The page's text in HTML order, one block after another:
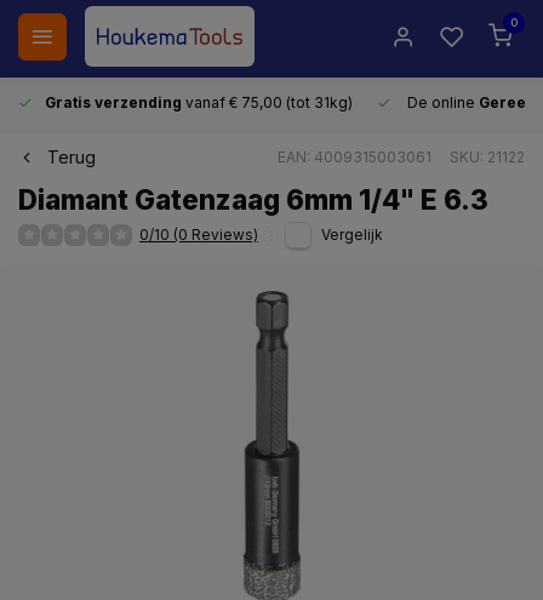
0
Gratis verzending vanaf € 75,00 (tot 31kg) De online
Terug EAN: 4009315003061 SKU: 21122
Diamant Gatenzaag 6mm 1/4" E 6.3
0/10 (0 Reviews) Vergelijk